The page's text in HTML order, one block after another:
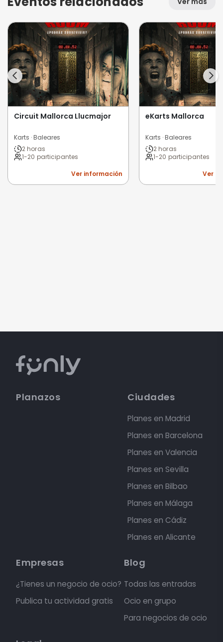
Circuit Mallorca Llucmajor
Karts · Baleares
2 horas
1-20 participantes
Ver información
eKarts Mallorca
Karts · Baleares
2 horas
1-20 participantes
Ver
Planazos Ciudades
Planes en Madrid
Planes en Barcelona
Planes en Valencia
Planes en Sevilla
Planes en Bilbao
Planes en Málaga
Planes en Cádiz
Planes en Alicante
Empresas
¿Tienes un negocio de ocio?
Publica tu actividad gratis
Blog
Todas las entradas
Ocio en grupo
Para negocios de ocio